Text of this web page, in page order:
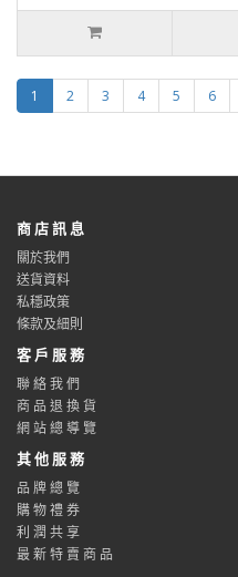
1 2 3 4 5 6
商 店 訊 息
關於我們
送貨資料
私穩政策
條款及細則
客 戶 服 務
聯 絡 我 們
商 品 退 換 貨
網 站 總 導 覽
其 他 服 務
品 牌 總 覽
購 物 禮 券
利 潤 共 享
最 新 特 賣 商 品